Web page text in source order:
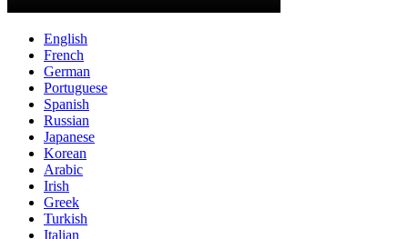
English
French
German
Portuguese
Spanish
Russian
Japanese
Korean
Arabic
Irish
Greek
Turkish
Italian